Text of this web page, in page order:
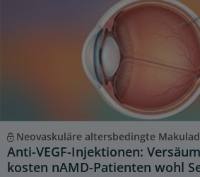
Neovaskuläre altersbedingte
Anti-VEGF-Injektionen:
kosten nAMD-Patienten wohl